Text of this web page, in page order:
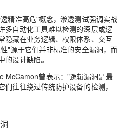
精准高危"概念，渗透测试强调实战
多自动化工具难以检测的深层或逻
隐藏在业务逻辑、权限体系、交互
"源于它们并非标准的安全漏洞，而
设计缺陷。
McCamon曾表示："逻辑漏洞是最
往往绕过传统防护设备的检测，